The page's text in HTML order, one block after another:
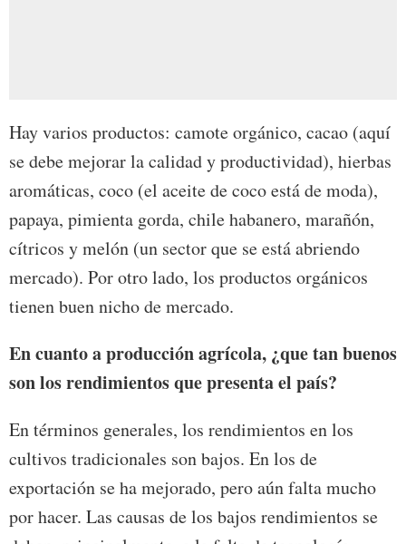
Hay varios productos: camote orgánico, cacao (aquí
se debe mejorar la calidad y productividad), hierbas
aromáticas, coco (el aceite de coco está de moda),
papaya, pimienta gorda, chile habanero, marañón,
cítricos y melón (un sector que se está abriendo
mercado). Por otro lado, los productos orgánicos
tienen buen nicho de mercado.
En cuanto a producción agrícola, ¿que tan buenos
son los rendimientos que presenta el país?
En términos generales, los rendimientos en los
cultivos tradicionales son bajos. En los de
exportación se ha mejorado, pero aún falta mucho
por hacer. Las causas de los bajos rendimientos se